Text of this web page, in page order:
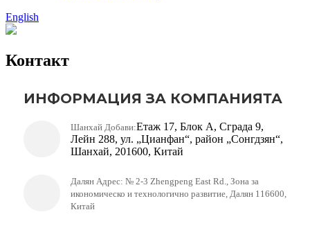
English
Контакт
ИНФОРМАЦИЯ ЗА КОМПАНИЯТА
Шанхай Добави:Етаж 17, Блок А, Сграда 9,
Лейн 288, ул. „Цианфан“, район „Сонгдзян“,
Шанхай, 201600, Китай
Далян Адрес: № 2-3 Zhengpeng East Rd., Зона за
икономическо и технологично развитие, Далян 116600,
Китай